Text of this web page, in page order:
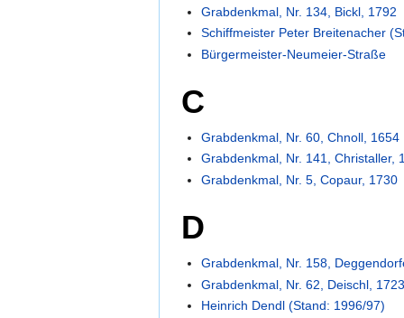
Grabdenkmal, Nr. 134, Bickl, 1792
Schiffmeister Peter Breitenacher
Bürgermeister-Neumeier-Straße
C
Grabdenkmal, Nr. 60, Chnoll, 1654
Grabdenkmal, Nr. 141, Christaller,
Grabdenkmal, Nr. 5, Copaur, 1730
D
Grabdenkmal, Nr. 158,
Grabdenkmal, Nr. 62, Deischl,
Heinrich Dendl (Stand: 1996/97)